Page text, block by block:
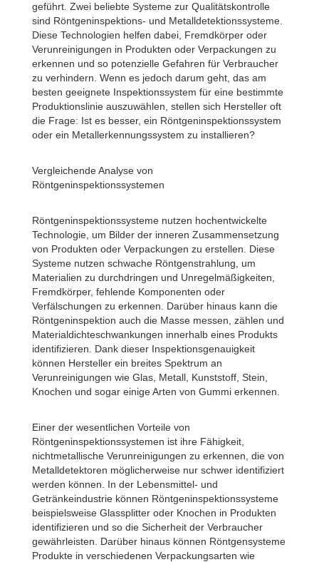
geführt. Zwei beliebte Systeme zur Qualitätskontrolle
sind Röntgeninspektions- und Metalldetektionssysteme.
Diese Technologien helfen dabei, Fremdkörper oder
Verunreinigungen in Produkten oder Verpackungen zu
erkennen und so potenzielle Gefahren für Verbraucher
zu verhindern. Wenn es jedoch darum geht, das am
besten geeignete Inspektionssystem für eine bestimmte
Produktionslinie auszuwählen, stellen sich Hersteller oft
die Frage: Ist es besser, ein Röntgeninspektionssystem
oder ein Metallerkennungssystem zu installieren?
Vergleichende Analyse von
Röntgeninspektionssystemen
Röntgeninspektionssysteme nutzen hochentwickelte
Technologie, um Bilder der inneren Zusammensetzung
von Produkten oder Verpackungen zu erstellen. Diese
Systeme nutzen schwache Röntgenstrahlung, um
Materialien zu durchdringen und Unregelmäßigkeiten,
Fremdkörper, fehlende Komponenten oder
Verfälschungen zu erkennen. Darüber hinaus kann die
Röntgeninspektion auch die Masse messen, zählen und
Materialdichteschwankungen innerhalb eines Produkts
identifizieren. Dank dieser Inspektionsgenauigkeit
können Hersteller ein breites Spektrum an
Verunreinigungen wie Glas, Metall, Kunststoff, Stein,
Knochen und sogar einige Arten von Gummi erkennen.
Einer der wesentlichen Vorteile von
Röntgeninspektionssystemen ist ihre Fähigkeit,
nichtmetallische Verunreinigungen zu erkennen, die von
Metalldetektoren möglicherweise nur schwer identifiziert
werden können. In der Lebensmittel- und
Getränkeindustrie können Röntgeninspektionssysteme
beispielsweise Glassplitter oder Knochen in Produkten
identifizieren und so die Sicherheit der Verbraucher
gewährleisten. Darüber hinaus können Röntgensysteme
Produkte in verschiedenen Verpackungsarten wie